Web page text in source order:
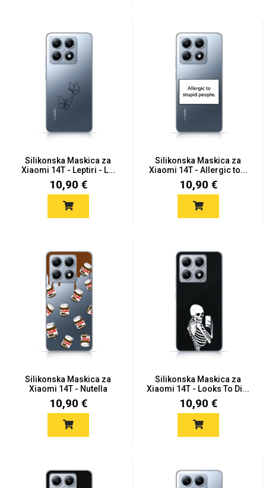
Silikonska Maskica za
Xiaomi 14T - Leptiri - L...
10,90 €
Silikonska Maskica za
Xiaomi 14T - Allergic to...
10,90 €
Silikonska Maskica za
Xiaomi 14T - Nutella
10,90 €
Silikonska Maskica za
Xiaomi 14T - Looks To Di...
10,90 €